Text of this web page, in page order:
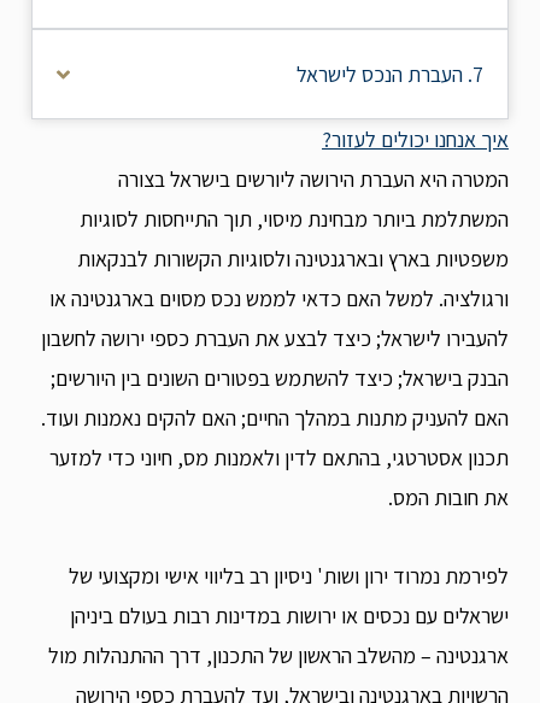
7. העברת הנכס לישראל
איך אנחנו יכולים לעזור?
המטרה היא העברת הירושה ליורשים בישראל בצורה
המשתלמת ביותר מבחינת מיסוי, תוך התייחסות לסוגיות
משפטיות בארץ ובארגנטינה ולסוגיות הקשורות לבנקאות
ורגולציה. למשל האם כדאי לממש נכס מסוים בארגנטינה או
להעבירו לישראל; כיצד לבצע את העברת כספי ירושה לחשבון
הבנק בישראל; כיצד להשתמש בפטורים השונים בין היורשים;
האם להעניק מתנות במהלך החיים; האם להקים נאמנות ועוד.
תכנון אסטרטגי, בהתאם לדין ולאמנות מס, חיוני כדי למזער
את חובות המס.
לפירמת נמרוד ירון ושות' ניסיון רב בליווי אישי ומקצועי של
ישראלים עם נכסים או ירושות במדינות רבות בעולם ביניהן
ארגנטינה – מהשלב הראשון של התכנון, דרך ההתנהלות מול
הרשויות בארגנטינה ובישראל, ועד להעברת כספי הירושה